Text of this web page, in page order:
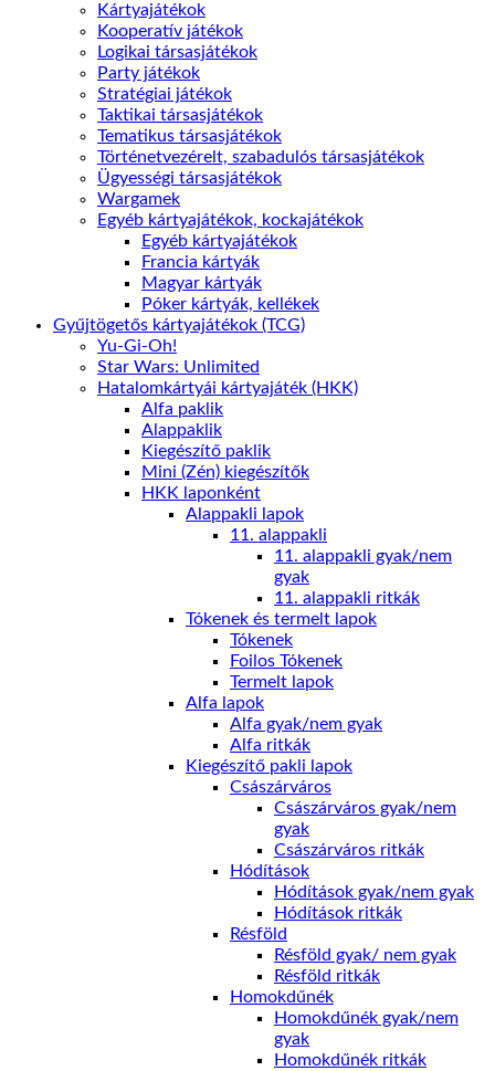
Kártyajátékok
Kooperatív játékok
Logikai társasjátékok
Party játékok
Stratégiai játékok
Taktikai társasjátékok
Tematikus társasjátékok
Történetvezérelt, szabadulós társasjátékok
Ügyességi társasjátékok
Wargamek
Egyéb kártyajátékok, kockajátékok
Egyéb kártyajátékok
Francia kártyák
Magyar kártyák
Póker kártyák, kellékek
Gyűjtögetős kártyajátékok (TCG)
Yu-Gi-Oh!
Star Wars: Unlimited
Hatalomkártyái kártyajáték (HKK)
Alfa paklik
Alappaklik
Kiegészítő paklik
Mini (Zén) kiegészítők
HKK laponként
Alappakli lapok
11. alappakli
11. alappakli gyak/nem
gyak
11. alappakli ritkák
Tókenek és termelt lapok
Tókenek
Foilos Tókenek
Termelt lapok
Alfa lapok
Alfa gyak/nem gyak
Alfa ritkák
Kiegészítő pakli lapok
Császárváros
Császárváros gyak/nem
gyak
Császárváros ritkák
Hódítások
Hódítások gyak/nem gyak
Hódítások ritkák
Résföld
Résföld gyak/ nem gyak
Résföld ritkák
Homokdűnék
Homokdűnék gyak/nem
gyak
Homokdűnék ritkák